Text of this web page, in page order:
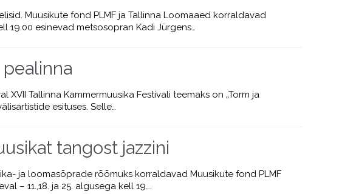
Muusikute fond PLMF ja Tallinna Loomaaed korraldavad
19.00 esinevad metsosopran Kadi Jürgens…
Tallinna Kammermuusika Festivali teemaks on „Torm ja
esituses. Selle…
tangost jazzini
ja loomasõprade rõõmuks korraldavad Muusikute fond PLMF
– 11.,18. ja 25. algusega kell 19….